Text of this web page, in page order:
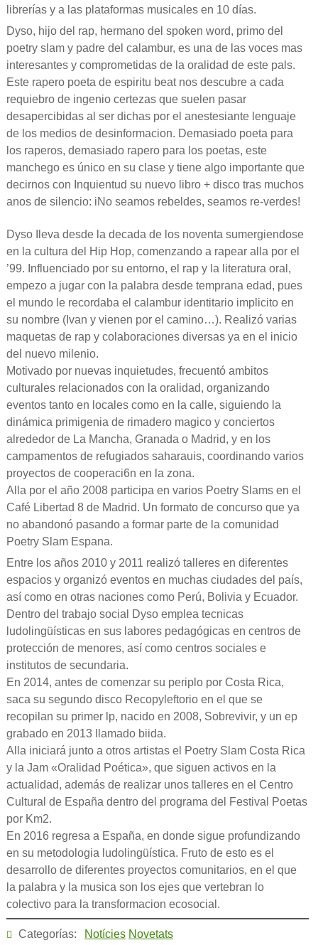
librerías y a las plataformas musicales en 10 días.
Dyso, hijo del rap, hermano del spoken word, primo del
poetry slam y padre del calambur, es una de las voces mas
interesantes y comprometidas de la oralidad de este pals.
Este rapero poeta de espiritu beat nos descubre a cada
requiebro de ingenio certezas que suelen pasar
desapercibidas al ser dichas por el anestesiante lenguaje
de los medios de desinformacion. Demasiado poeta para
los raperos, demasiado rapero para los poetas, este
manchego es único en su clase y tiene algo importante que
decirnos con Inquientud su nuevo libro + disco tras muchos
anos de silencio: iNo seamos rebeldes, seamos re-verdes!
Dyso Ileva desde la decada de los noventa sumergiendose
en la cultura del Hip Hop, comenzando a rapear alla por el
’99. Influenciado por su entorno, el rap y la literatura oral,
empezo a jugar con la palabra desde temprana edad, pues
el mundo le recordaba el calambur identitario implicito en
su nombre (Ivan y vienen por el camino…). Realizó varias
maquetas de rap y colaboraciones diversas ya en el inicio
del nuevo milenio.
Motivado por nuevas inquietudes, frecuentó ambitos
culturales relacionados con la oralidad, organizando
eventos tanto en locales como en la calle, siguiendo la
dinámica primigenia de rimadero magico y conciertos
alrededor de La Mancha, Granada o Madrid, y en los
campamentos de refugiados saharauis, coordinando varios
proyectos de cooperaci6n en la zona.
Alla por el año 2008 participa en varios Poetry Slams en el
Café Libertad 8 de Madrid. Un formato de concurso que ya
no abandonó pasando a formar parte de la comunidad
Poetry Slam Espana.
Entre los años 2010 y 2011 realizó talleres en diferentes
espacios y organizó eventos en muchas ciudades del país,
así como en otras naciones como Perú, Bolivia y Ecuador.
Dentro del trabajo social Dyso emplea tecnicas
ludolingüísticas en sus labores pedagógicas en centros de
protección de menores, así como centros sociales e
institutos de secundaria.
En 2014, antes de comenzar su periplo por Costa Rica,
saca su segundo disco Recopyleftorio en el que se
recopilan su primer lp, nacido en 2008, Sobrevivir, y un ep
grabado en 2013 llamado biida.
Alla iniciará junto a otros artistas el Poetry Slam Costa Rica
y la Jam «Oralidad Poética», que siguen activos en la
actualidad, además de realizar unos talleres en el Centro
Cultural de España dentro del programa del Festival Poetas
por Km2.
En 2016 regresa a España, en donde sigue profundizando
en su metodologia ludolingüística. Fruto de esto es el
desarrollo de diferentes proyectos comunitarios, en el que
la palabra y la musica son los ejes que vertebran lo
colectivo para la transformacion ecosocial.
Categorías: Notícies Novetats